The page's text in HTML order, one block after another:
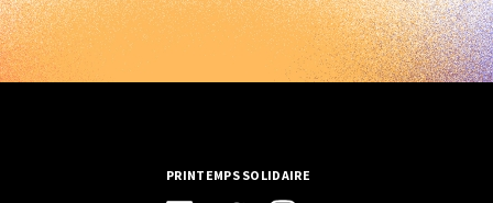
PRINTEMPS SOLIDAIRE